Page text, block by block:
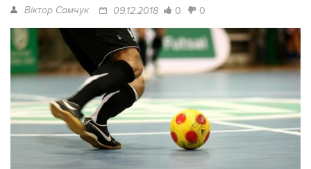
Віктор Самчук 09.12.2018 0 0